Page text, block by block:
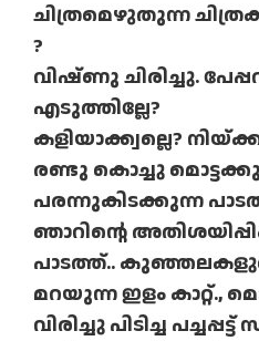
ചിത്രമെഴുതുന്ന
?
വിഷ്ണു ചിരിച്ചു.
എടുത്തില്ലേ?
കളിയാക്ക്വല്ലെ?
രണ്ടു കൊച്ചു
പരന്നുകിടക്കുന്ന
ഞാറിന്റെ
പാടത്ത്..
മറയുന്ന ഇളം കാറ്റ്.,
വിരിച്ചു പിടിച്ച